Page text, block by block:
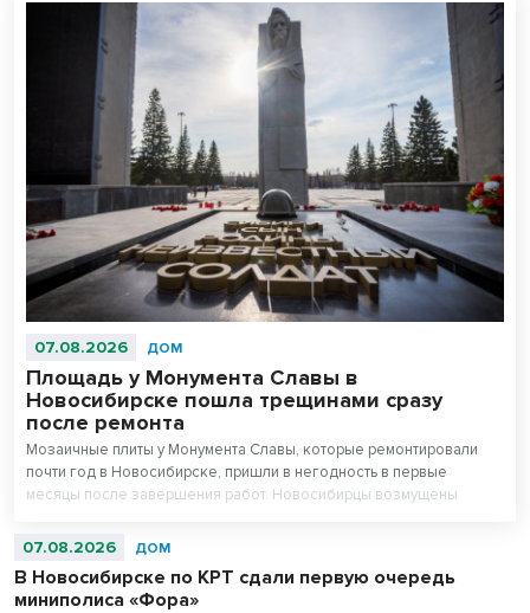
07.08.2026 ДОМ
Площадь у Монумента Славы в
Новосибирске пошла трещинами сразу
после ремонта
Мозаичные плиты у Монумента Славы, которые ремонтировали
почти год в Новосибирске, пришли в негодность в первые
месяцы после завершения работ. Новосибирцы возмущены
07.08.2026 ДОМ
В Новосибирске по КРТ сдали первую очередь
миниполиса «Фора»